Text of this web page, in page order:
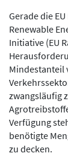
Gerade die
Renewable
Initiative (EU
Mindestanteil
zwangsläufig
Verfügung
benötigte
zu decken.